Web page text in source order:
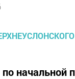
начальной